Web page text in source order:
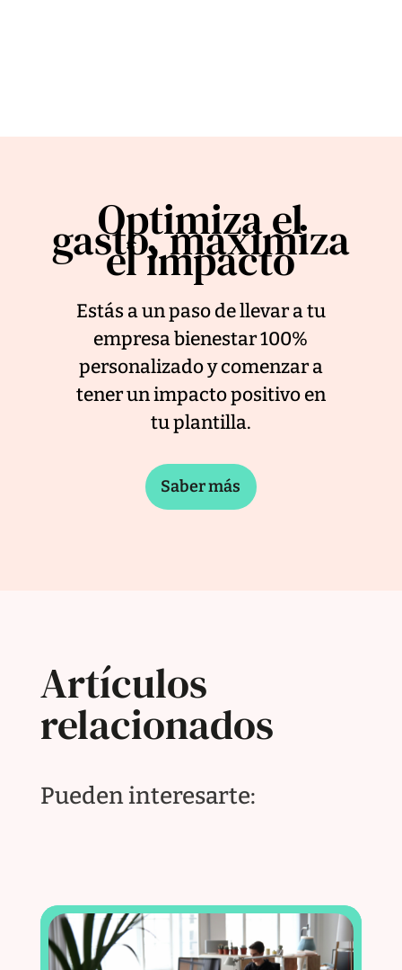
Optimiza el
gasto, maximiza
el impacto
Estás a un paso de llevar a tu
empresa bienestar 100%
personalizado y comenzar a
tener un impacto positivo en
tu plantilla.
Saber más
Artículos
relacionados
Pueden interesarte: